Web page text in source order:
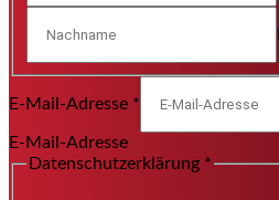
E-Mail-Adresse *
E-Mail-Adresse
Datenschutzerklärung *